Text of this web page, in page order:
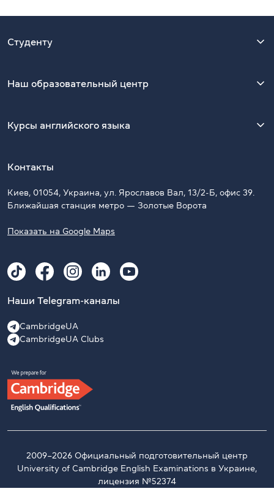
Студенту
Наш образовательный центр
Курсы английского языка
Контакты
Киев, 01054, Украина, ул. Ярославов Вал, 13/2-Б, офис 39.
Ближайшая станция метро — Золотые Ворота
Показать на Google Maps
Наши Telegram-каналы
CambridgeUA
CambridgeUA Clubs
2009–2026 Официальный подготовительный центр
University of Cambridge English Examinations в Украине,
лицензия №52374